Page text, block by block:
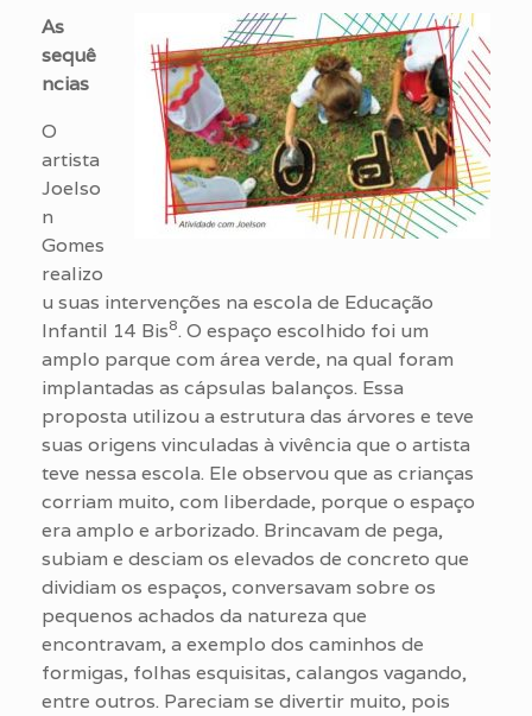
As
sequê
ncias
O
artista
Joelso
n
Gomes
realizo
u suas intervenções na escola de Educação
Infantil 14 Bis8. O espaço escolhido foi um
amplo parque com área verde, na qual foram
implantadas as cápsulas balanços. Essa
proposta utilizou a estrutura das árvores e teve
suas origens vinculadas à vivência que o artista
teve nessa escola. Ele observou que as crianças
corriam muito, com liberdade, porque o espaço
era amplo e arborizado. Brincavam de pega,
subiam e desciam os elevados de concreto que
dividiam os espaços, conversavam sobre os
pequenos achados da natureza que
encontravam, a exemplo dos caminhos de
formigas, folhas esquisitas, calangos vagando,
entre outros. Pareciam se divertir muito, pois